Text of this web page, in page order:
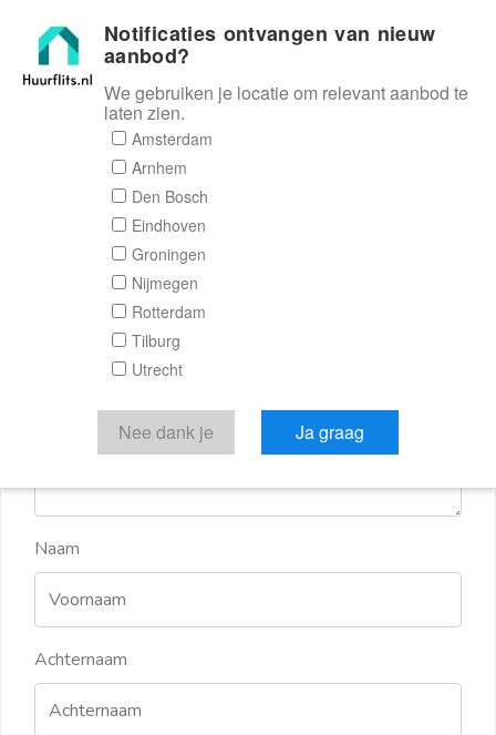
Huurflits
Reactieformulier
Huurflits
Verstuur je bericht
Door een bericht te sturen kom je in contact met de
aanbieder of makelaar van de woning.
Naam
Achternaam
Notificaties ontvangen van nieuw
aanbod?
We gebruiken je locatie om relevant aanbod te
laten zien.
Amsterdam
Arnhem
Den Bosch
Eindhoven
Groningen
Nijmegen
Rotterdam
Tilburg
Utrecht
Nee dank je Ja graag